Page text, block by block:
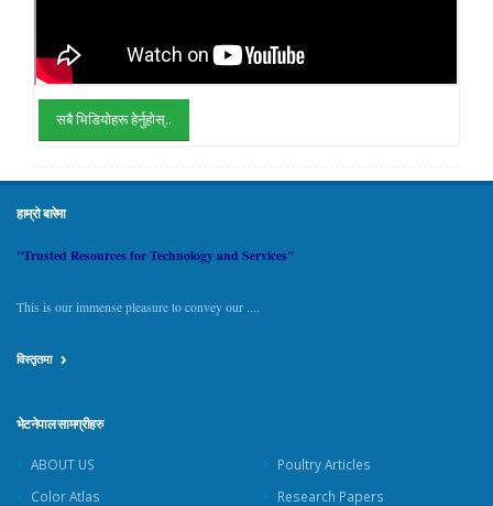
सबै भिडियोहरू हेर्नुहोस्..
हाम्रो बारेमा
"Trusted Resources for Technology and Services"
This is our immense pleasure to convey our ....
विस्तृतमा
भेटनेपाल सामग्रीहरु
ABOUT US
Color Atlas
Poultry Articles
Research Papers